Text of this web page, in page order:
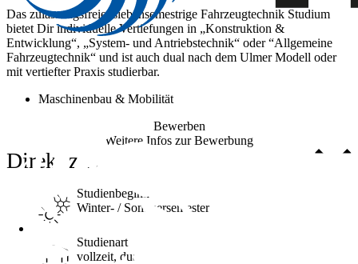
Das zulassungsfreie, siebensemestrige Fahrzeugtechnik Studium
bietet Dir individuelle Vertiefungen in „Konstruktion &
Entwicklung“, „System- und Antriebstechnik“ oder “Allgemeine
Fahrzeugtechnik“ und ist auch dual nach dem Ulmer Modell oder
mit vertiefter Praxis studierbar.
Maschinenbau & Mobilität
Bewerben
Weitere Infos zur Bewerbung
Direkt zu ...
Studienbeginn
Winter- / Sommersemester
Studienart
vollzeit, dual